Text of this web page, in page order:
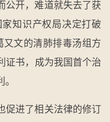
公开，难道就失去了获
知识产权局决定打破
又文的清肺排毒汤组方
证书，成为我国首个治
促进了相关法律的修订